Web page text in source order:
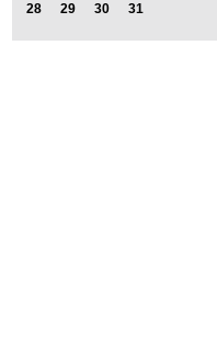
28
29 30 31